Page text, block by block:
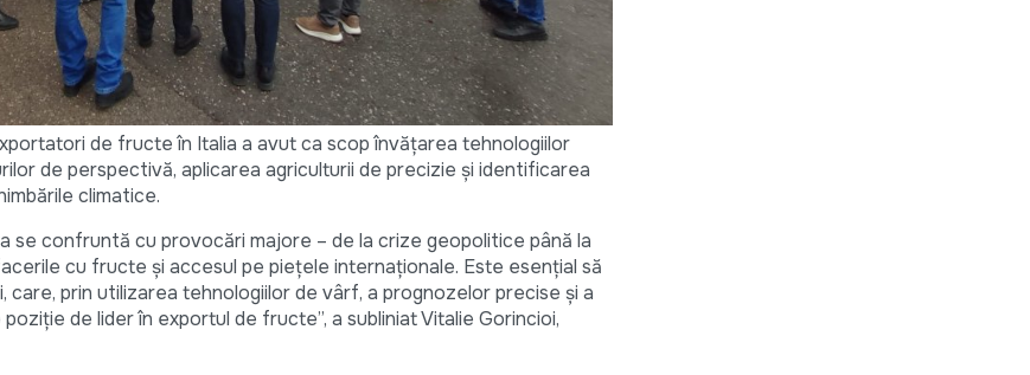
de fructe în Italia a avut ca scop învățarea tehnologiilor
de perspectivă, aplicarea agriculturii de precizie și identificarea
climatice.
se confruntă cu provocări majore – de la crize geopolitice până la
cu fructe și accesul pe piețele internaționale. Este esențial să
care, prin utilizarea tehnologiilor de vârf, a prognozelor precise și a
de lider în exportul de fructe”, a subliniat Vitalie Gorincioi,